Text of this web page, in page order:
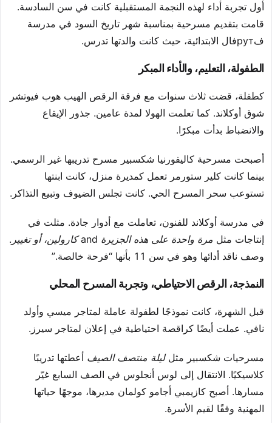
أول تجربة أداء لهذه النجمة المستقبلية كانت في سن السادسة.
قامت بتقديم مسرحية بمناسبة شهر تاريخ السود في مدرسة
فрутفال الابتدائية، حيث كانت والدتها تدرس.
الطفولة، التعليم، والأداء المبكر
كطفلة، قضت ثلاث سنوات مع فرقة الرقص الهيب هوب فيوتشر
شوق أوكلاند. كما تعلمت الهولا لمدة عامين. جذور الإيقاع
والانضباط بدأت مبكرًا.
أصبحت مسرحية كاليفورنيا شكسبير مسرح تدريبها غير الرسمي.
بينما كانت كلير ستورمر تعمل كمديرة منزل، كانت ابنتها
تستوعب سحر المسرح الحي. كانت تجلس الضيوف وتبيع التذاكر.
في مدرسة أوكلاند للفنون، تعاملت مع أدوار جادة. مثلت في
إنتاجات مثل مرة واحدة على هذه الجزيرة كارولين، أو تغيير .
وصف ناقد أدائها وهو في سن 11 بأنها “فرحة خالصة.”
النمذجة، الرقص الاحتياطي، وتجربة المسرح المحلي
قبل الشهرة، كانت نموذجًا لطفولة عاملة لمتاجر ميسي وأولد
نافي. عملت أيضًا كراقصة احتياطية في إعلان لمتاجر سيرز.
مسرحيات شكسبير مثلليلة منتصف الصيف أعطتها تدريبًا
كلاسيكيًا. الانتقال إلى لوس أنجلوس في الصف السابع غيّر
مسارها. أصبح كازيمبي أجامو كولمان مديرها، موجهًا حياتها
المهنية وفقًا لقيم الأسرة.